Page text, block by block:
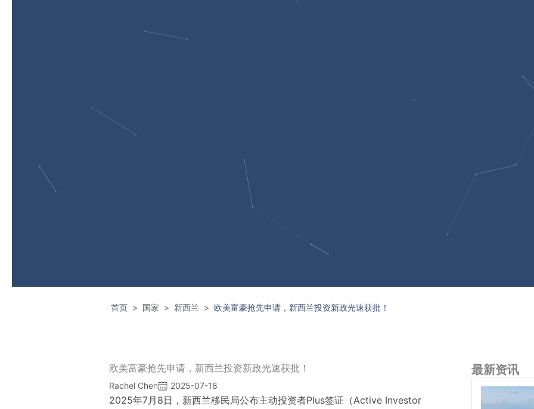
首页 > 国家 > 新西兰 > 欧美富豪抢先申请，新西兰投资新政光速获批！
欧美富豪抢先申请，新西兰投资新政光速获批！
Rachel Chen 2025-07-18
2025年7月8日，新西兰移民局公布主动投资者Plus签证（Active Investor
最新资讯